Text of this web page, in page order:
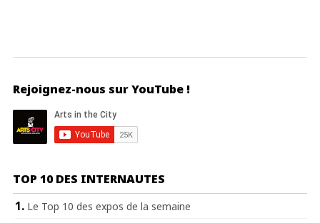
Rejoignez-nous sur YouTube !
TOP 10 DES INTERNAUTES
Le Top 10 des expos de la semaine